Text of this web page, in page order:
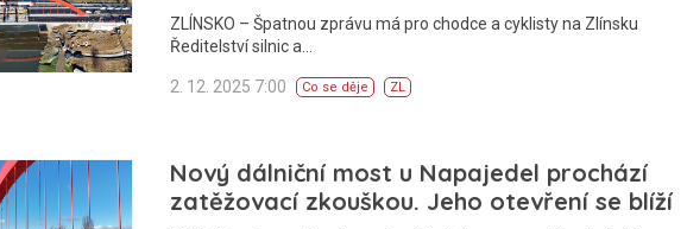
ZLÍNSKO – Špatnou zprávu má pro chodce a cyklisty na Zlínsku
Ředitelství silnic a…
2. 12. 2025 7:00 Co se děje ZL
Nový dálniční most u Napajedel prochází
zatěžovací zkouškou. Jeho otevření se blíží